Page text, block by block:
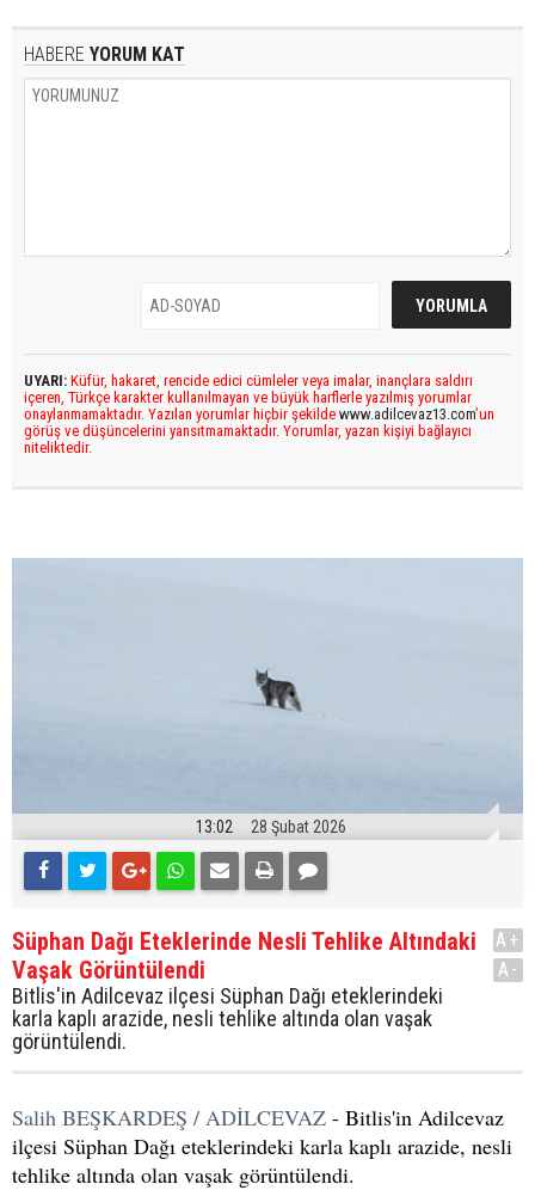
HABERE YORUM KAT
UYARI: Küfür, hakaret, rencide edici cümleler veya imalar, inançlara saldırı
içeren, Türkçe karakter kullanılmayan ve büyük harflerle yazılmış yorumlar
onaylanmamaktadır. Yazılan yorumlar hiçbir şekilde www.adilcevaz13.com’un
görüş ve düşüncelerini yansıtmamaktadır. Yorumlar, yazan kişiyi bağlayıcı
niteliktedir.
13:02 28 Şubat 2026
Süphan Dağı Eteklerinde Nesli Tehlike Altındaki
Vaşak Görüntülendi
Bitlis'in Adilcevaz ilçesi Süphan Dağı eteklerindeki
karla kaplı arazide, nesli tehlike altında olan vaşak
görüntülendi.
A+
A-
Salih BEŞKARDEŞ / ADİLCEVAZ - Bitlis'in Adilcevaz
ilçesi Süphan Dağı eteklerindeki karla kaplı arazide, nesli
tehlike altında olan vaşak görüntülendi.